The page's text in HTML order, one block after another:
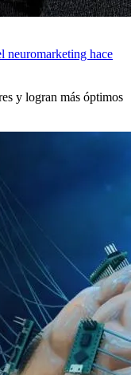
neuromarketing hace
y logran más óptimos